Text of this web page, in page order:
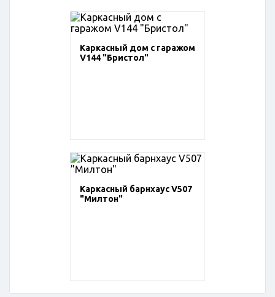
Каркасный дом с гаражом
V144 "Бристол"
Каркасный барнхаус V507
"Милтон"